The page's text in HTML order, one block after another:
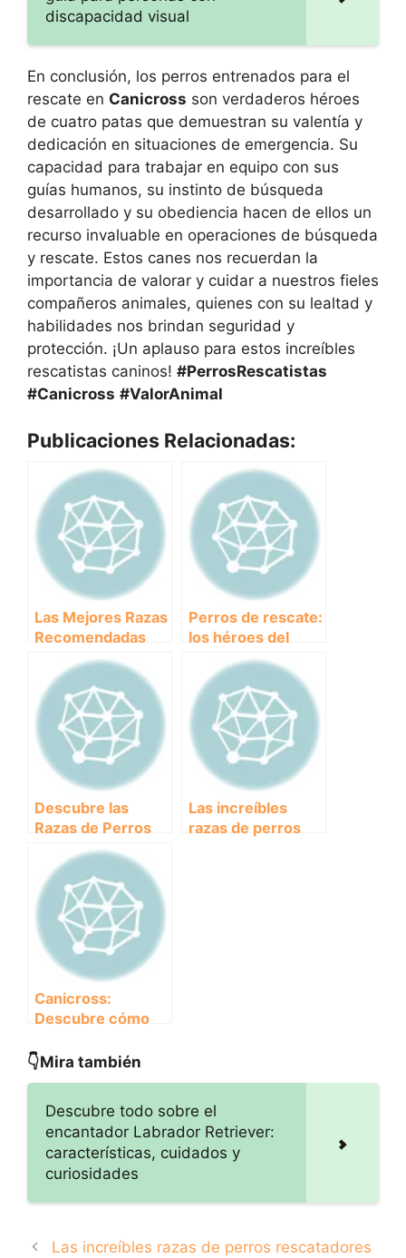
discapacidad visual
En conclusión, los perros entrenados para el
rescate en Canicross son verdaderos héroes
de cuatro patas que demuestran su valentía y
dedicación en situaciones de emergencia. Su
capacidad para trabajar en equipo con sus
guías humanos, su instinto de búsqueda
desarrollado y su obediencia hacen de ellos un
recurso invaluable en operaciones de búsqueda
y rescate. Estos canes nos recuerdan la
importancia de valorar y cuidar a nuestros fieles
compañeros animales, quienes con su lealtad y
habilidades nos brindan seguridad y
protección. ¡Un aplauso para estos increíbles
rescatistas caninos! #PerrosRescatistas
#Canicross #ValorAnimal
Publicaciones Relacionadas:
Las Mejores Razas
Recomendadas
para Rescatar en
Canicross: Guía
Completa
Perros de rescate:
los héroes del
Canicross
Descubre las
Razas de Perros
de Búsqueda y
Rescate ideales
para Canicross
Las increíbles
razas de perros
Canicross:
Descubre cómo
rescate disfrutan
👇Mira también
Descubre todo sobre el
encantador Labrador Retriever:
características, cuidados y
curiosidades
Las increíbles razas de perros rescatadores